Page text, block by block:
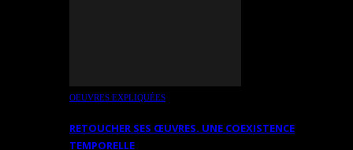
OEUVRES EXPLIQUÉES
RETOUCHER SES ŒUVRES. UNE COEXISTENCE
TEMPORELLE